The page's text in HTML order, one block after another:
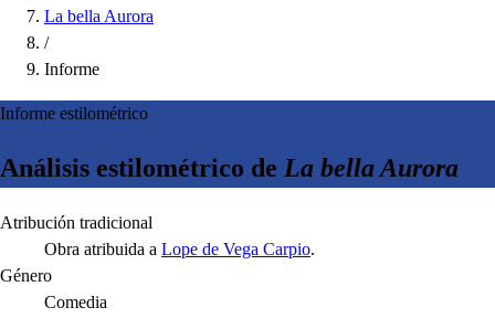
La bella Aurora
/
Informe
Informe estilométrico
Análisis estilométrico de La bella Aurora
Atribución tradicional
Obra atribuida a Lope de Vega Carpio.
Género
Comedia